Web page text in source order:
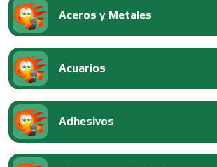
Aceros y Metales
Acuarios
Adhesivos